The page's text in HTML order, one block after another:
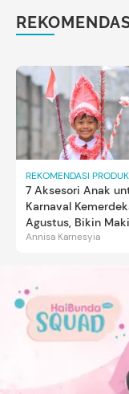
REKOMENDASI PRODUK
7 Aksesori Anak
Karnaval
Agustus, Bikin
Gemas
Annisa Karnesyia